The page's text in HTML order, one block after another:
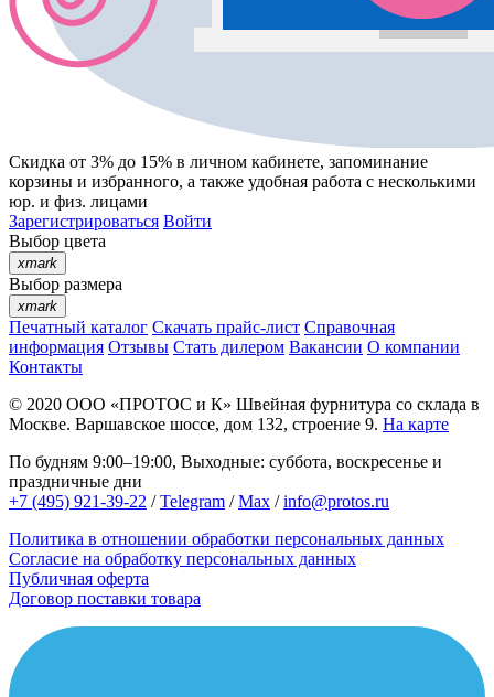
Скидка от 3% до 15% в личном кабинете, запоминание
корзины и избранного, а также удобная работа с несколькими
юр. и физ. лицами
Зарегистрироваться Войти
Выбор цвета
xmark
Выбор размера
xmark
Печатный каталог Скачать прайс-лист Справочная
информация Отзывы Стать дилером Вакансии О компании
Контакты
© 2020 ООО «ПРОТОС и К» Швейная фурнитура со склада в
Москве. Варшавское шоссе, дом 132, строение 9. На карте
По будням 9:00–19:00, Выходные: суббота, воскресенье и
праздничные дни
+7 (495) 921-39-22 /Telegram /Max /info@protos.ru
Политика в отношении обработки персональных данных
Согласие на обработку персональных данных
Публичная оферта
Договор поставки товара